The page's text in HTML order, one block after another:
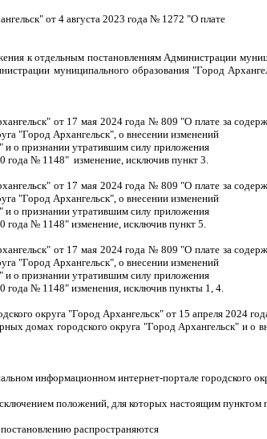
от 4 августа 2023 года № 1272 "О плате
к отдельным постановлениям Администрации
муниципального образования "Город
от 17 мая 2024 года № 809 "О плате за
"Город Архангельск", о внесении изменений
и о признании утратившим силу приложения
года № 1148" изменение, исключив пункт 3.
от 17 мая 2024 года № 809 "О плате за
"Город Архангельск", о внесении изменений
и о признании утратившим силу приложения
года № 1148" изменение, исключив пункт 5.
от 17 мая 2024 года № 809 "О плате за
"Город Архангельск", о внесении изменений
и о признании утратившим силу приложения
года № 1148" изменения, исключив пункты 1, 4.
округа "Город Архангельск" от 15 апреля 2024
домах городского округа "Город Архангельск" и
информационном интернет-портале городского
положений, для которых настоящим пунктом
распространяются